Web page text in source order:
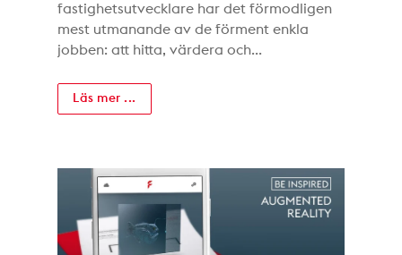
fastighetsutvecklare har det förmodligen
mest utmanande av de förment enkla
jobben: att hitta, värdera och...
Läs mer ...